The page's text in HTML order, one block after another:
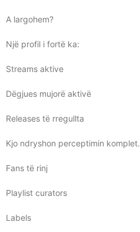
A largohem?
Një profil i fortë ka:
Streams aktive
Dëgjues mujorë aktivë
Releases të rregullta
Kjo ndryshon perceptimin komplet.
Fans të rinj
Playlist curators
Labels